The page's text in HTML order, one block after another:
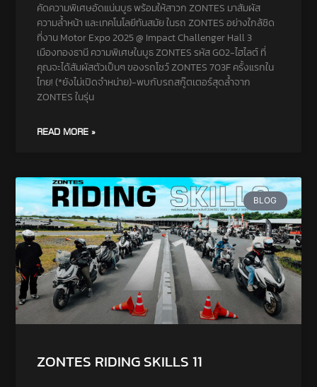
คัดความพิเศษอัดแน่นบูธ พร้อมให้สาวก ZONTES มาสัมผัส
ความล้ำหน้า และเทคโนโลยีทันสมัย ในรถ ZONTES อย่างใกล้ชิด
ที่งาน Motor Expo 2025 @ Impact Challenger Hall 3
เมืองทองธานี ความพิเศษในบูธ ZONTES รหัส G02-ไฮไลต์ ที่
คุณจะได้สัมผัสตัวเป็นๆ ของรถโชว์ ZONTES 703F ครั้งแรกใน
ไทย! (*ยังไม่เปิดจำหน่าย)-พบกับรถสกู๊ตเตอร์สุดล้ำจาก
ZONTES ในรุ่น
READ MORE »
BLOG
ZONTES RIDING SKILLS 11